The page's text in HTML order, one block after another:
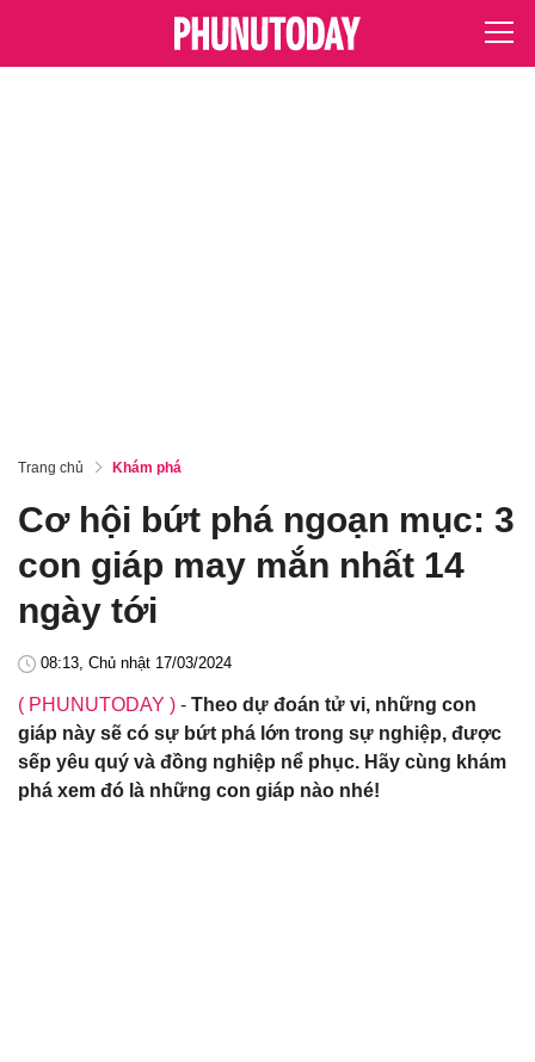
Trang chủ Khám phá
Cơ hội bứt phá ngoạn mục: 3
con giáp may mắn nhất 14
ngày tới
08:13, Chủ nhật 17/03/2024
( PHUNUTODAY ) - Theo dự đoán tử vi, những con
giáp này sẽ có sự bứt phá lớn trong sự nghiệp, được
sếp yêu quý và đồng nghiệp nể phục. Hãy cùng khám
phá xem đó là những con giáp nào nhé!